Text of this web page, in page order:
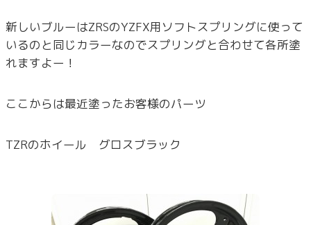
新しいブルーはZRSのYZFX用ソフトスプリングに使って
いるのと同じカラーなのでスプリングと合わせて各所塗
れますよー！
ここからは最近塗ったお客様のパーツ
TZRのホイール グロスブラック